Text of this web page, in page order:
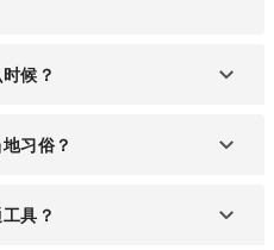
候？
年的11月至次年4月，这
习俗？
参观宗教场所时，需穿着
寺庙或教堂时，应脱鞋，
具？